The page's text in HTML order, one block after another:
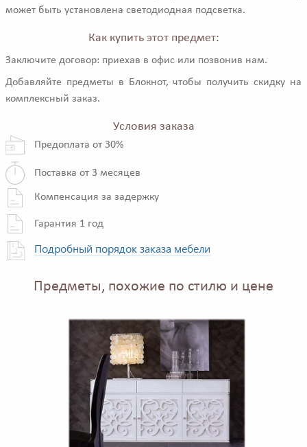
может быть установлена светодиодная подсветка.
Как купить этот предмет:
Заключите договор: приехав в офис или позвонив нам.
Добавляйте предметы в Блокнот, чтобы получить скидку на
комплексный заказ.
Условия заказа
Предоплата от 30%
Поставка от 3 месяцев
Компенсация за задержку
Гарантия 1 год
Подробный порядок заказа мебели
Предметы, похожие по стилю и цене